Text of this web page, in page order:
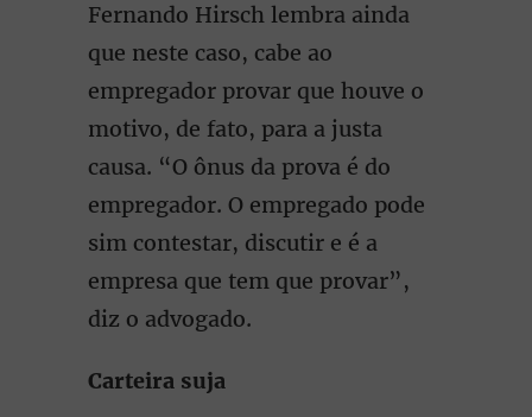
Fernando Hirsch lembra ainda
que neste caso, cabe ao
empregador provar que houve o
motivo, de fato, para a justa
causa. “O ônus da prova é do
empregador. O empregado pode
sim contestar, discutir e é a
empresa que tem que provar”,
diz o advogado.
Carteira suja